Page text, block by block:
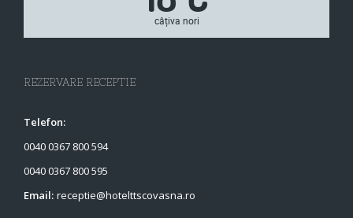
câțiva nori
REZERVARE RECEPTIE
Telefon:
0040 0367 800 594
0040 0367 800 595
Email: receptie@hotelttscovasna.ro